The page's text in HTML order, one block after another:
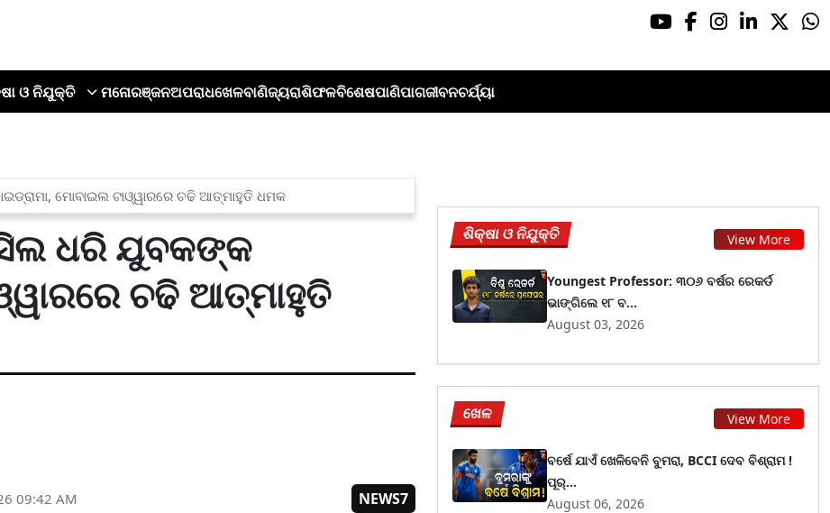
ଓ ନିଯୁକ୍ତି ମନୋରଞ୍ଜନଅପରାଧଖେଳବାଣିଜ୍ୟରାଶିଫଳବିଶେଷପାଣିପାଗଜୀବନଚର୍ଯ୍ୟା
ମୋବାଇଲ ଟାଓ୍ୱାରରେ ଚଢି ଆତ୍ମାହୁତି ଧମକ
ଧରି ଯୁବକଙ୍କ
ଚଢି ଆତ୍ମାହୁତି
09:42 AM
NEWS7
ଶିକ୍ଷା ଓ ନିଯୁକ୍ତି View More
Youngest Professor: ୩୦୬ ବର୍ଷର ରେକର୍ଡ
ଭାଙ୍ଗିଲେ ୧୮ ବ...
August 03, 2026
ଖେଳ View More
ବର୍ଷେ ଯାଏଁ ଖେଳିବେନି ବୁମରା, BCCI ଦେବ ବିଶ୍ରାମ !
ପୂର୍...
August 06, 2026